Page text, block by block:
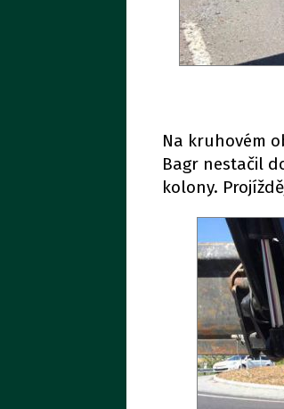
Na kruhovém
Bagr nestačil
kolony.